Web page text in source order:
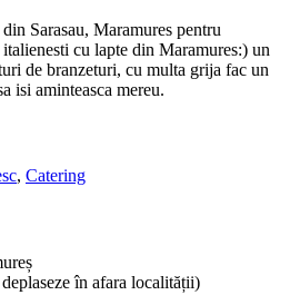
Sarasau, Maramures pentru
cu lapte din Maramures:) un
de branzeturi, cu multa grija fac un
isi aminteasca mereu.
, Catering
în afara localității)